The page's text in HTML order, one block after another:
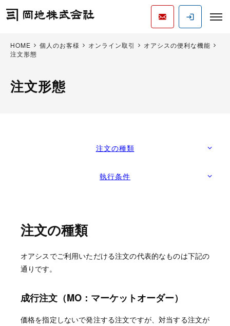
HOME 個人のお客様 オンライン取引
オアシスの便利な機能
注文形態
注文形態
注文の種類
執行条件
注文の種類
オアシスでご利用いただける注文の代表的なものは下記の
通りです。
成行注文（MO：マーケットオーダー）
価格を指定しないで発注する注文ですが、対当する注文が